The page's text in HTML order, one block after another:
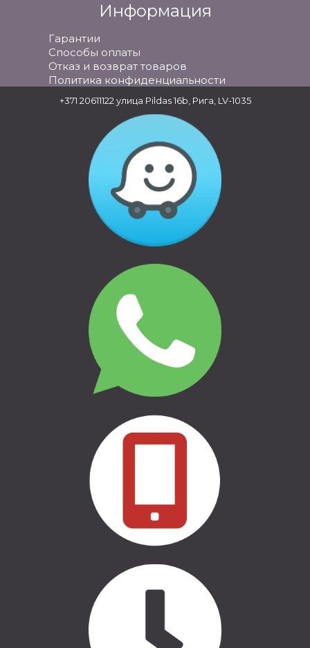
Информация
Гарантии
Способы оплаты
Отказ и возврат товаров
Политика конфиденциальности
БАГАЖНИКИ &
ТРАНСПОРТИРОВКА
ВЕЛОСИПЕДНЫЕ ДЕРЖАТЕЛИ &
ТРАНСПОРТИРОВКА
СЕМЬЯ & СВОБОДНОЕ ВРЕМЯ
КЕМПИНГ И ПУТЕШЕСТВИЯ
БРЕНДЫ & БОКОВЫЕ НАДЁЖДЫ
THULE СУМКИ
CASE LOGIC СУМКИ
АВТООБОРУДОВАНИЕ
+371 20611122 улица Pildas 16b, Рига, LV-1035